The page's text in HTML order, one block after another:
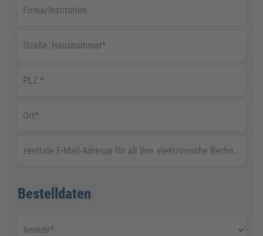
Firma/Institution
Straße, Hausnummer*
PLZ *
Ort*
zentrale E-Mail-Adresse für all Ihre elektronische Rechnungen
Bestelldaten
Anrede*